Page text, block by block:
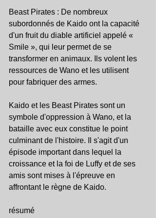
Beast Pirates : De nombreux
subordonnés de Kaido ont la capacité
d'un fruit du diable artificiel appelé «
Smile », qui leur permet de se
transformer en animaux. Ils volent les
ressources de Wano et les utilisent
pour fabriquer des armes.
Kaido et les Beast Pirates sont un
symbole d'oppression à Wano, et la
bataille avec eux constitue le point
culminant de l'histoire. Il s'agit d'un
épisode important dans lequel la
croissance et la foi de Luffy et de ses
amis sont mises à l'épreuve en
affrontant le règne de Kaido.
résumé